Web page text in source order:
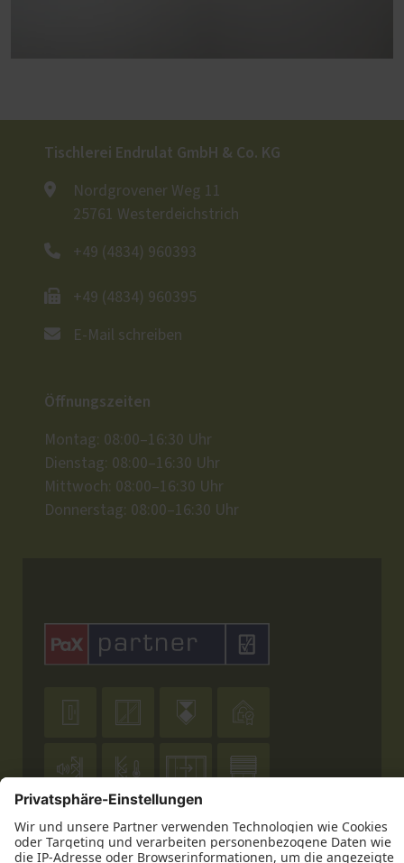
Tischlerei Endrulat GmbH & Co. KG
Nordgrovener Weg 11
25761 Westerdeichstrich
+49 (4834) 960393
+49 (4834) 960395
E-Mail schreiben
Öffnungszeiten
Montag: 08:00–16:30 Uhr
Dienstag: 08:00–16:30 Uhr
Mittwoch: 08:00–16:30 Uhr
Donnerstag: 08:00–16:30 Uhr
  
   
  